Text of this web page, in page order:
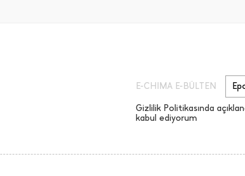
E-CHIMA E-BÜLTEN
Gizlilik Politikasında
kabul ediyorum